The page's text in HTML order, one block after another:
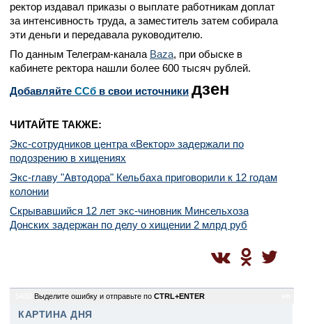
ректор издавал приказы о выплате работникам доплат
за интенсивность труда, а заместитель затем собирала
эти деньги и передавала руководителю.
По данным Телеграм-канала Baza, при обыске в
кабинете ректора нашли более 600 тысяч рублей.
Добавляйте CСб в свои источники дзен
ЧИТАЙТЕ ТАКЖЕ:
Экс-сотрудников центра «Вектор» задержали по
подозрению в хищениях
Экс-главу "Автодора" Кельбаха приговорили к 12 годам
колонии
Скрывавшийся 12 лет экс-чиновник Минсельхоза
Донских задержан по делу о хищении 2 млрд руб
Выделите ошибку и отправьте по CTRL+ENTER
КАРТИНА ДНЯ